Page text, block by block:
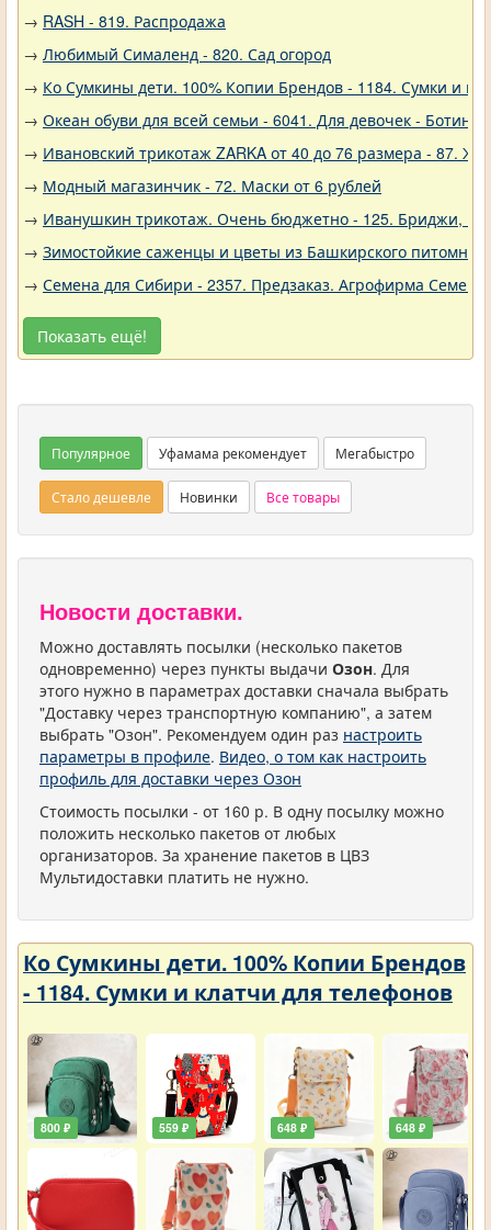
→ RASH - 819. Распродажа
→ Любимый Сималенд - 820. Сад огород
→ Ко Сумкины дети. 100% Копии Брендов - 1184. Сумки и
→ Океан обуви для всей семьи - 6041. Для девочек - Ботинки
→ Ивановский трикотаж ZARKA от 40 до 76 размера - 87.
→ Модный магазинчик - 72. Маски от 6 рублей
→ Иванушкин трикотаж. Очень бюджетно - 125. Бриджи,
→ Зимостойкие саженцы и цветы из Башкирского
→ Семена для Сибири - 2357. Предзаказ. Агрофирма
Показать ещё!
Популярное Уфамама рекомендует Мегабыстро
Стало дешевле Новинки Все товары
Новости доставки.
Можно доставлять посылки (несколько пакетов
одновременно) через пункты выдачи Озон. Для
этого нужно в параметрах доставки сначала выбрать
"Доставку через транспортную компанию", а затем
выбрать "Озон". Рекомендуем один раз настроить
параметры в профиле. Видео, о том как настроить
профиль для доставки через Озон
Стоимость посылки - от 160 р. В одну посылку можно
положить несколько пакетов от любых
организаторов. За хранение пакетов в ЦВЗ
Мультидоставки платить не нужно.
Ко Сумкины дети. 100% Копии Брендов
- 1184. Сумки и клатчи для телефонов
800 ₽ 559 ₽ 648 ₽ 648 ₽